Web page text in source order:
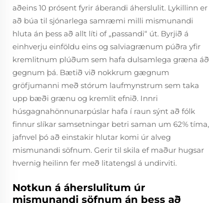
aðeins 10 prósent fyrir áberandi áherslulit. Lykillinn er
að búa til sjónarlega samræmi milli mismunandi
hluta án þess að allt líti of „passandi“ út. Byrjið á
einhverju einföldu eins og salviagrænum púðra yfir
kremlitnum plúðum sem hafa dulsamlega græna áð
gegnum þá. Bætið við nokkrum gægnum
gröfjumanni með stórum laufmynstrum sem taka
upp bæði grænu og kremlit efnið. Innri
húsgagnahönnunarpúslar hafa í raun sýnt að fólk
finnur slíkar samsetningar betri saman um 62% tíma,
jafnvel þó að einstakir hlutar komi úr alveg
mismunandi söfnum. Gerir til skila ef maður hugsar
hvernig heilinn fer með litatengsl á undirviti.
Notkun á áherslulitum úr
mismunandi söfnum án þess að